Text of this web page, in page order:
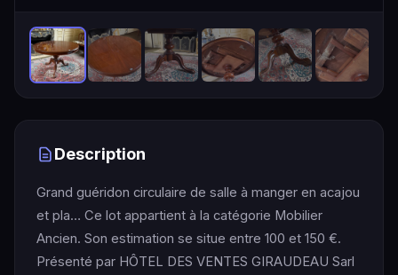
Description
Grand guéridon circulaire de salle à manger en acajou
et pla… Ce lot appartient à la catégorie Mobilier
Ancien. Son estimation se situe entre 100 et 150 €.
Présenté par HÔTEL DES VENTES GIRAUDEAU Sarl